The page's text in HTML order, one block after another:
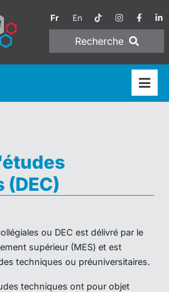
Fr En
Recherche
ou DEC est délivré par le
supérieur (MES) et est
techniques ou préuniversitaires.
techniques ont pour objet